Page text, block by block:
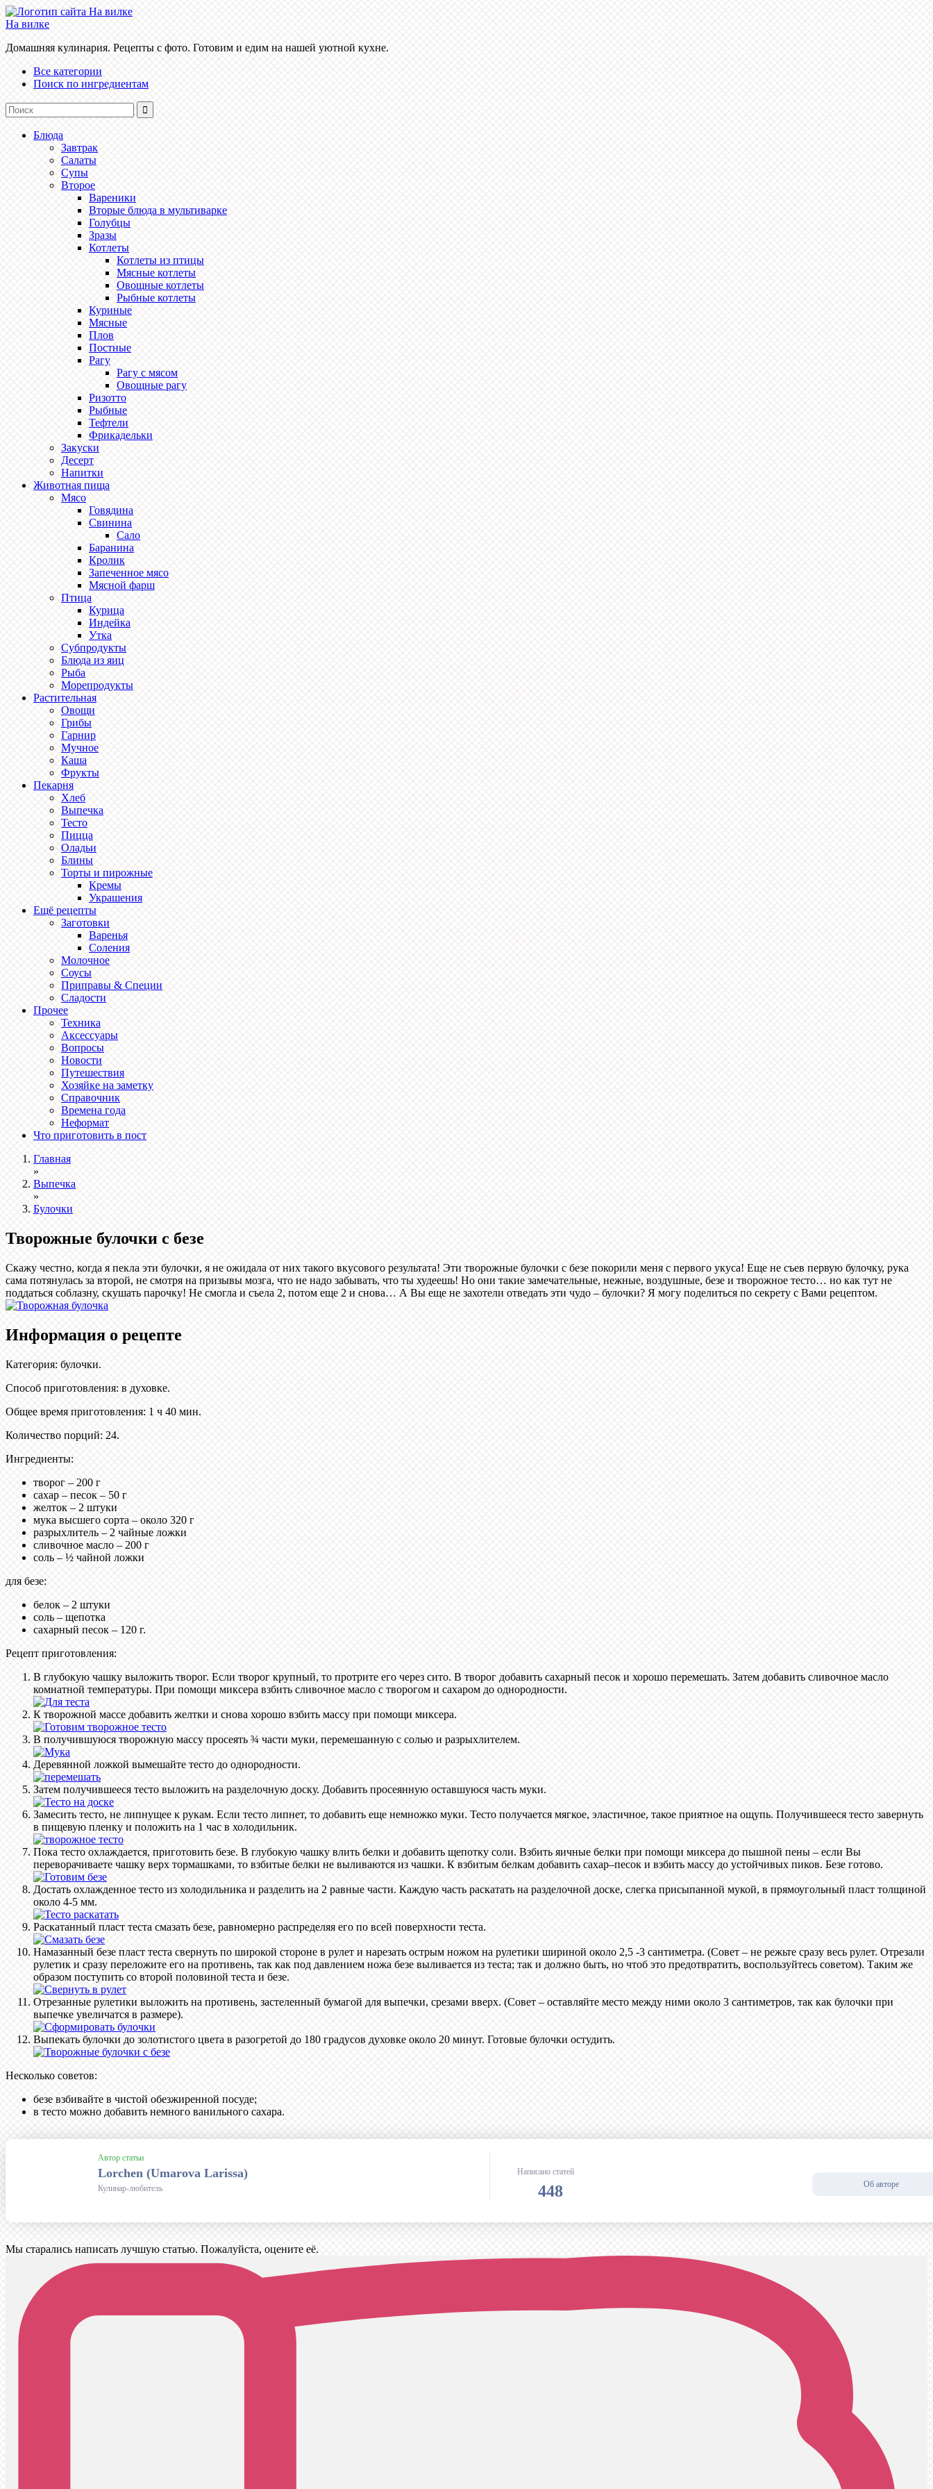
На вилке
Домашняя кулинария. Рецепты с фото. Готовим и едим на нашей уютной кухне.
Все категории
Поиск по ингредиентам
Блюда
Завтрак
Салаты
Супы
Второе
Вареники
Вторые блюда в мультиварке
Голубцы
Зразы
Котлеты
Котлеты из птицы
Мясные котлеты
Овощные котлеты
Рыбные котлеты
Куриные
Мясные
Плов
Постные
Рагу
Рагу с мясом
Овощные рагу
Ризотто
Рыбные
Тефтели
Фрикадельки
Закуски
Десерт
Напитки
Животная пища
Мясо
Говядина
Свинина
Сало
Баранина
Кролик
Запеченное мясо
Мясной фарш
Птица
Курица
Индейка
Утка
Субпродукты
Блюда из яиц
Рыба
Морепродукты
Растительная
Овощи
Грибы
Гарнир
Мучное
Каша
Фрукты
Пекарня
Хлеб
Выпечка
Тесто
Пицца
Оладьи
Блины
Торты и пирожные
Кремы
Украшения
Ещё рецепты
Заготовки
Варенья
Соления
Молочное
Соусы
Приправы & Специи
Сладости
Прочее
Техника
Аксессуары
Вопросы
Новости
Путешествия
Хозяйке на заметку
Справочник
Времена года
Неформат
Что приготовить в пост
Главная
»
Выпечка
»
Булочки
Творожные булочки с безе
Скажу честно, когда я пекла эти булочки, я не ожидала от них такого вкусового результата! Эти творожные булочки с безе покорили меня с первого укуса! Еще не съев первую булочку, рука
сама потянулась за второй, не смотря на призывы мозга, что не надо забывать, что ты худеешь! Но они такие замечательные, нежные, воздушные, безе и творожное тесто… но как тут не
поддаться соблазну, скушать парочку! Не смогла и съела 2, потом еще 2 и снова… А Вы еще не захотели отведать эти чудо – булочки? Я могу поделиться по секрету с Вами рецептом.
Информация о рецепте
Категория:булочки.
Способ приготовления: в духовке.
Общее время приготовления: 1 ч 40 мин.
Количество порций: 24.
Ингредиенты:
творог – 200 г
сахар – песок – 50 г
желток – 2 штуки
мука высшего сорта – около 320 г
разрыхлитель – 2 чайные ложки
сливочное масло – 200 г
соль – ½ чайной ложки
для безе:
белок – 2 штуки
соль – щепотка
сахарный песок – 120 г.
Рецепт приготовления:
В глубокую чашку выложить творог. Если творог крупный, то протрите его через сито. В творог добавить сахарный песок и хорошо перемешать. Затем добавить сливочное масло
комнатной температуры. При помощи миксера взбить сливочное масло с творогом и сахаром до однородности.
К творожной массе добавить желтки и снова хорошо взбить массу при помощи миксера.
В получившуюся творожную массу просеять ¾ части муки, перемешанную с солью и разрыхлителем.
Деревянной ложкой вымешайте тесто до однородности.
Затем получившееся тесто выложить на разделочную доску. Добавить просеянную оставшуюся часть муки.
Замесить тесто, не липнущее к рукам. Если тесто липнет, то добавить еще немножко муки. Тесто получается мягкое, эластичное, такое приятное на ощупь. Получившееся тесто завернуть
в пищевую пленку и положить на 1 час в холодильник.
Пока тесто охлаждается, приготовить безе. В глубокую чашку влить белки и добавить щепотку соли. Взбить яичные белки при помощи миксера до пышной пены – если Вы
переворачиваете чашку верх тормашками, то взбитые белки не выливаются из чашки. К взбитым белкам добавить сахар–песок и взбить массу до устойчивых пиков. Безе готово.
Достать охлажденное тесто из холодильника и разделить на 2 равные части. Каждую часть раскатать на разделочной доске, слегка присыпанной мукой, в прямоугольный пласт толщиной
около 4-5 мм.
Раскатанный пласт теста смазать безе, равномерно распределяя его по всей поверхности теста.
Намазанный безе пласт теста свернуть по широкой стороне в рулет и нарезать острым ножом на рулетики шириной около 2,5 -3 сантиметра. (Совет – не режьте сразу весь рулет. Отрезали
рулетик и сразу переложите его на противень, так как под давлением ножа безе выливается из теста; так и должно быть, но чтоб это предотвратить, воспользуйтесь советом). Таким же
образом поступить со второй половиной теста и безе.
Отрезанные рулетики выложить на противень, застеленный бумагой для выпечки, срезами вверх. (Совет – оставляйте место между ними около 3 сантиметров, так как булочки при
выпечке увеличатся в размере).
Выпекать булочки до золотистого цвета в разогретой до 180 градусов духовке около 20 минут. Готовые булочки остудить.
Несколько советов:
безе взбивайте в чистой обезжиренной посуде;
в тесто можно добавить немного ванильного сахара.
Автор статьи
Lorchen (Umarova Larissa)
Кулинар-любитель
Написано статей
448 Об авторе
Мы старались написать лучшую статью. Пожалуйста, оцените её.